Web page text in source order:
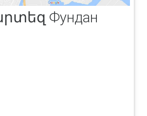
Фундан